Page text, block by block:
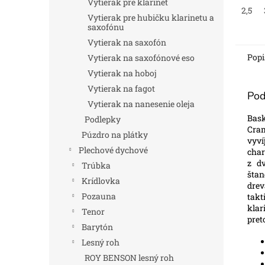
Vytierak pre hubičku klarinetu a
saxofónu
Vytierak na saxofón
Vytierak na saxofónové eso
Vytierak na hoboj
Vytierak na fagot
Vytierak na nanesenie oleja
Podlepky
Púzdro na plátky
Plechové dychové
Trúbka
Krídlovka
Pozauna
Tenor
Barytón
Lesný roh
ROY BENSON lesný roh
2,5
z